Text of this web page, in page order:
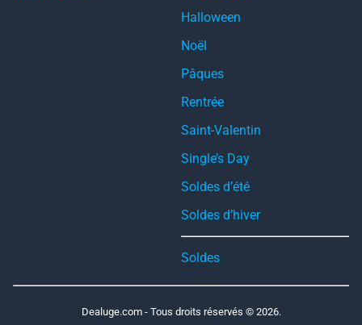
Halloween
Noël
Pâques
Rentrée
Saint-Valentin
Single’s Day
Soldes d’été
Soldes d’hiver
Soldes
Dealuge.com - Tous droits réservés © 2026.